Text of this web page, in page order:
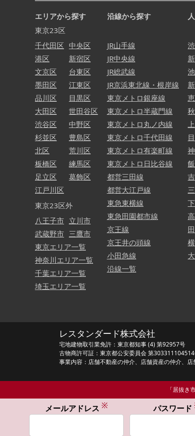
エリアから探す
東京23区
千代田区
港区
文京区
墨田区
品川区
大田区
渋谷区
杉並区
北区
板橋区
足立区
江戸川区
中央区
新宿区
台東区
江東区
目黒区
世田谷区
中野区
豊島区
荒川区
練馬区
葛飾区
東京23区外
八王子市
武蔵野市
立川市
三鷹市
東京エリア一覧
神奈川エリア一覧
千葉エリア一覧
埼玉エリア一覧
沿線から探す
JR山手線
JR中央線
JR総武線
JR京浜東北線・根岸線
東京メトロ銀座線
東京メトロ半蔵門線
東京メトロ丸ノ内線
東京メトロ千代田線
東京メトロ有楽町線
東京メトロ日比谷線
都営三田線
都営大江戸線
東急東横線
東急田園都市線
京王線
京王井の頭線
小田急線
沿線一覧
レスタンダード株式会社
宅地建物取引業免許：東京都知事 (4) 第92957号
古物商許可証：東京都公安委員会 第
事業内容：店舗不動産の仲介、店舗資産の仲介、店
「居抜
メールアドレス ※ パスワード